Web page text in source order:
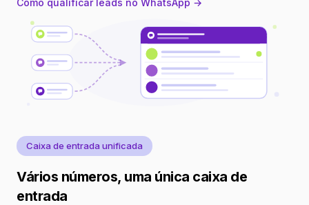
Como qualificar leads no WhatsApp →
Caixa de entrada unificada
Vários números, uma única caixa de
entrada